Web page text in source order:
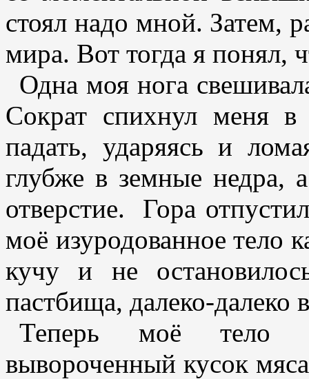
стоял надо мной. Затем,
мира. Вот тогда я понял,
Одна моя нога
Сократ спихнул меня
падать, ударяясь и
глубже в земные недра,
отверстие. Гора
моё изуродованное тело
кучу и не
пастбища, далеко-далеко
Теперь моё тело
вывороченный кусок